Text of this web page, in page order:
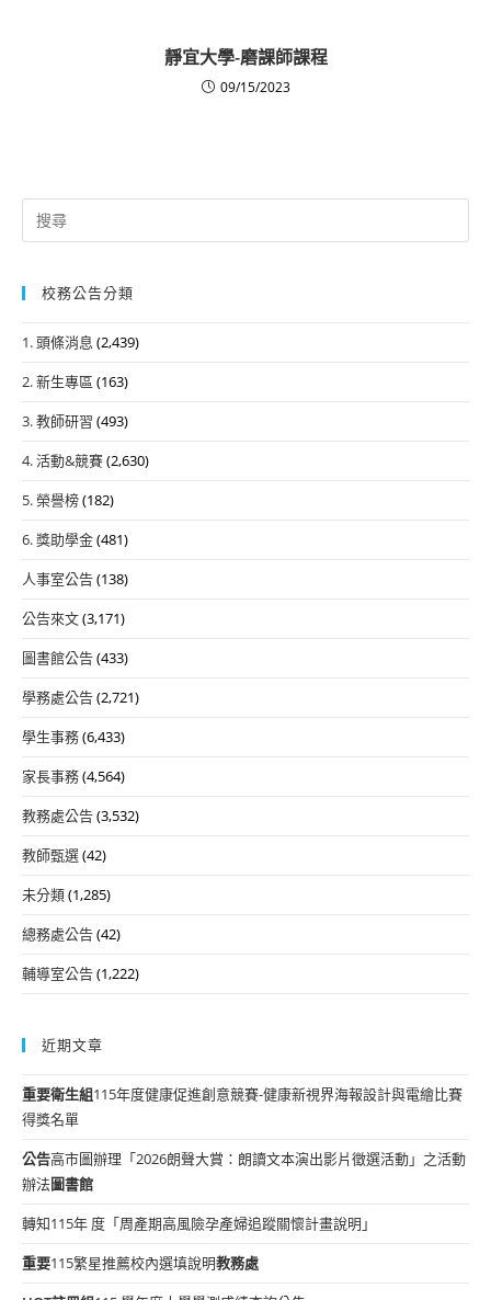
靜宜大學-磨課師課程
09/15/2023
Search
for:
校務公告分類
1. 頭條消息 (2,439)
2. 新生專區 (163)
3. 教師研習 (493)
4. 活動&競賽(2,630)
5. 榮譽榜(182)
6. 獎助學金(481)
人事室公告(138)
公告來文(3,171)
圖書館公告(433)
學務處公告(2,721)
學生事務(6,433)
家長事務(4,564)
教務處公告(3,532)
教師甄選(42)
未分類(1,285)
總務處公告(42)
輔導室公告(1,222)
近期文章
重要衛生組115年度健康促進創意競賽-健康新視界海報設計與電繪比賽
得獎名單
公告高市圖辦理「2026朗聲大賞：朗讀文本演出影片徵選活動」之活動
辦法圖書館
轉知115年 度「周產期高風險孕產婦追蹤關懷計畫說明」
重要115繁星推薦校內選填說明教務處